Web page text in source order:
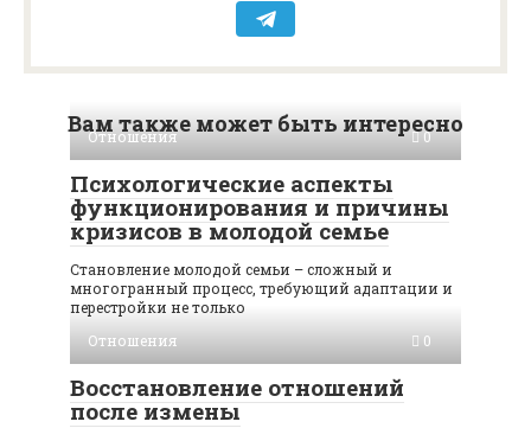
Вам также может быть интересно
Отношения 0
Психологические аспекты
функционирования и причины
кризисов в молодой семье
Становление молодой семьи – сложный и
многогранный процесс, требующий адаптации и
перестройки не только
Отношения
0
Восстановление отношений
после измены